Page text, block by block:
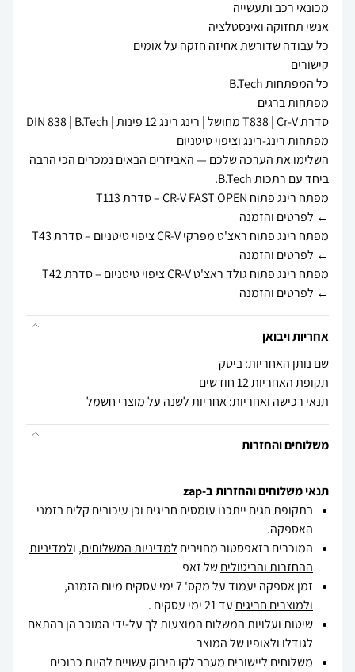
השלימו את הערכה שלכם — האביזרים הבאים נמכרים הכי הרבה
← לפרטים והזמנה
אחריות ויבואן
שם נותן האחריות: ביטק
תקופת האחריות 12 חודשים
תנאי רכישה ואחריות: אחריות לשנה על מוצרי חשמל
משלוחים והחזרות
תנאי משלוחים והחזרות ב-zap
בתקופת חגים ייתכנו עומסים חריגים וכן עיכובים קלים בזמני
האספקה.
המוכרים בזאפסטור מחויבים למדיניות המשלוחים, ולמדיניות
ההחזרות והביטוליםשל זאפ
זמן אספקה יעמוד על מקס' 7 ימי עסקים מיום הזמנה,
ולמוצרים חריגים עד 21 ימי עסקים .
שיטות ועלויות המשלוח המוצעות לך על-ידי המוכר הן בהתאם
לגודלו ולאופיו של המוצר
משלוחים ליישובים מעבר לקו הירוק עשויים להיות כרוכים